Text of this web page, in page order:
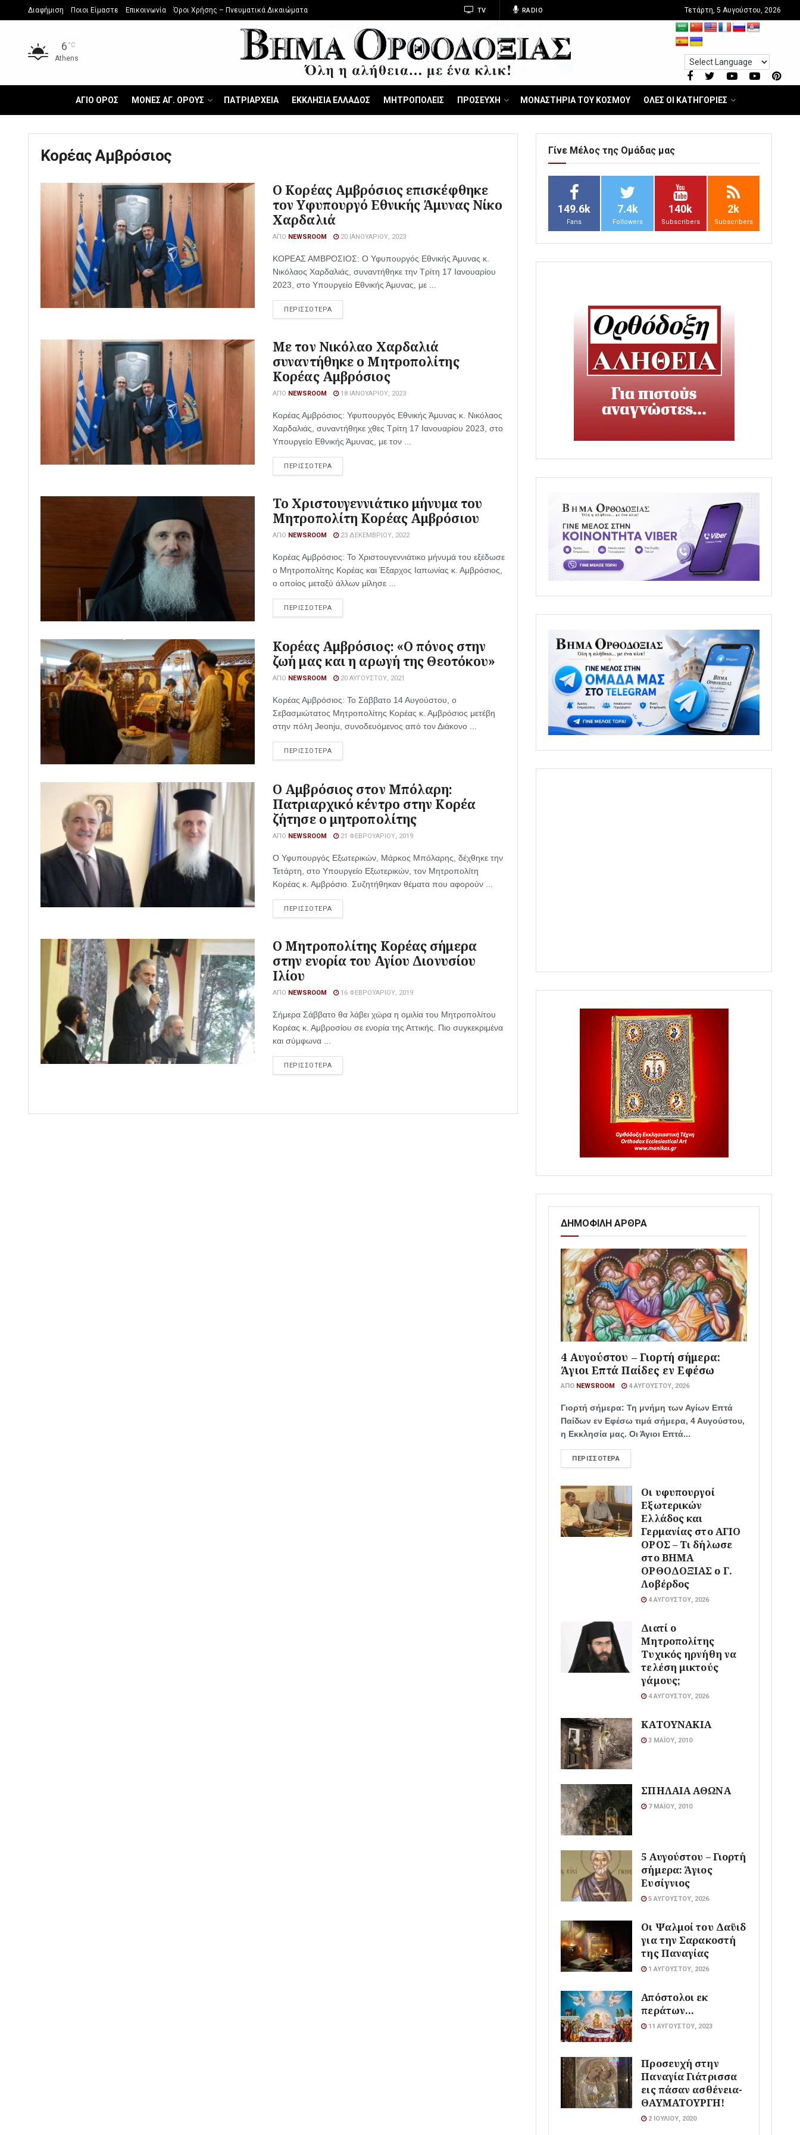
Διαφήμιση Ποιοι Είμαστε Επικοινωνία Όροι Χρήσης – Πνευματικά Δικαιώματα TV RADIO Τετάρτη, 5 Αυγούστου, 2026
6 °C
Athens
ΑΓΙΟ ΟΡΟΣ ΜΟΝΕΣ ΑΓ. ΟΡΟΥΣ ΠΑΤΡΙΑΡΧΕΙΑ ΕΚΚΛΗΣΙΑ ΕΛΛΑΔΟΣ ΜΗΤΡΟΠΟΛΕΙΣ ΠΡΟΣΕΥΧΗ ΜΟΝΑΣΤΗΡΙΑ ΤΟΥ ΚΟΣΜΟΥ ΟΛΕΣ ΟΙ ΚΑΤΗΓΟΡΙΕΣ
Κορέας Αμβρόσιος
Ο Κορέας Αμβρόσιος επισκέφθηκε
τον Υφυπουργό Εθνικής Άμυνας Νίκο
Χαρδαλιά
ΑΠΌ NEWSROOM 20 ΙΑΝΟΥΑΡΊΟΥ, 2023
ΚΟΡΕΑΣ ΑΜΒΡΟΣΙΟΣ: Ο Υφυπουργός Εθνικής Άμυνας κ.
Νικόλαος Χαρδαλιάς, συναντήθηκε την Τρίτη 17 Ιανουαρίου
2023, στο Υπουργείο Εθνικής Άμυνας, με ...
ΠΕΡΙΣΣΟΤΕΡΑ
Με τον Νικόλαο Χαρδαλιά
συναντήθηκε ο Μητροπολίτης
Κορέας Αμβρόσιος
ΑΠΌ NEWSROOM 18 ΙΑΝΟΥΑΡΊΟΥ, 2023
Κορέας Αμβρόσιος: Υφυπουργός Εθνικής Άμυνας κ. Νικόλαος
Χαρδαλιάς, συναντήθηκε χθες Τρίτη 17 Ιανουαρίου 2023, στο
Υπουργείο Εθνικής Άμυνας, με τον ...
ΠΕΡΙΣΣΟΤΕΡΑ
Το Χριστουγεννιάτικο μήνυμα του
Μητροπολίτη Κορέας Αμβρόσιου
ΑΠΌ NEWSROOM 23 ΔΕΚΕΜΒΡΊΟΥ, 2022
Κορέας Αμβρόσιος: Το Χριστουγεννιάτικο μήνυμά του εξέδωσε
ο Μητροπολίτης Κορέας και Έξαρχος Ιαπωνίας κ. Αμβρόσιος,
ο οποίος μεταξύ άλλων μίλησε ...
ΠΕΡΙΣΣΟΤΕΡΑ
Κορέας Αμβρόσιος: «Ο πόνος στην
ζωή μας και η αρωγή της Θεοτόκου»
ΑΠΌ NEWSROOM 20 ΑΥΓΟΎΣΤΟΥ, 2021
Κορέας Αμβρόσιος: Το Σάββατο 14 Αυγούστου, o
Σεβασμιώτατος Μητροπολίτης Κορέας κ. Αμβρόσιος μετέβη
στην πόλη Jeonju, συνοδευόμενος από τον Διάκονο ...
ΠΕΡΙΣΣΟΤΕΡΑ
Ο Αμβρόσιος στον Μπόλαρη:
Πατριαρχικό κέντρο στην Κορέα
ζήτησε ο μητροπολίτης
ΑΠΌ NEWSROOM 21 ΦΕΒΡΟΥΑΡΊΟΥ, 2019
Ο Υφυπουργός Εξωτερικών, Μάρκος Μπόλαρης, δέχθηκε την
Τετάρτη, στο Υπουργείο Εξωτερικών, τον Μητροπολίτη
Κορέας κ. Αμβρόσιο. Συζητήθηκαν θέματα που αφορούν ...
ΠΕΡΙΣΣΟΤΕΡΑ
Ο Μητροπολίτης Κορέας σήμερα
στην ενορία του Αγίου Διονυσίου
Ιλίου
ΑΠΌ NEWSROOM 16 ΦΕΒΡΟΥΑΡΊΟΥ, 2019
Σήμερα Σάββατο θα λάβει χώρα η ομιλία του Μητροπολίτου
Κορέας κ. Αμβροσίου σε ενορία της Αττικής. Πιο συγκεκριμένα
και σύμφωνα ...
ΠΕΡΙΣΣΟΤΕΡΑ
Γίνε Μέλος της Ομάδας μας
149.6k
Fans
7.4k
Followers
140k
Subscribers
2k
Subscribers
ΔΗΜΟΦΙΛΗ ΑΡΘΡΑ
4 Αυγούστου – Γιορτή σήμερα:
Άγιοι Επτά Παίδες εν Εφέσω
ΑΠΌ NEWSROOM 4 ΑΥΓΟΎΣΤΟΥ, 2026
Γιορτή σήμερα: Τη μνήμη των Αγίων Επτά
Παίδων εν Εφέσω τιμά σήμερα, 4 Αυγούστου,
η Εκκλησία μας. Οι Άγιοι Επτά...
ΠΕΡΙΣΣΌΤΕΡΑ
Οι υφυπουργοί
Εξωτερικών
Ελλάδος και
Γερμανίας στο ΑΓΙΟ
ΟΡΟΣ – Τι δήλωσε
στο ΒΗΜΑ
ΟΡΘΟΔΟΞΙΑΣ ο Γ.
Λοβέρδος
4 ΑΥΓΟΎΣΤΟΥ, 2026
Διατί ο
Μητροπολίτης
Τυχικός ηρνήθη να
τελέση μικτούς
γάμους;
4 ΑΥΓΟΎΣΤΟΥ, 2026
ΚΑΤΟΥΝΑΚΙΑ
3 ΜΑΪ́ΟΥ, 2010
ΣΠΗΛΑΙΑ ΑΘΩΝΑ
7 ΜΑΪ́ΟΥ, 2010
5 Αυγούστου – Γιορτή
σήμερα: Άγιος
Ευσίγνιος
5 ΑΥΓΟΎΣΤΟΥ, 2026
Οι Ψαλμοί του Δαϋιδ
για την Σαρακοστή
της Παναγίας
1 ΑΥΓΟΎΣΤΟΥ, 2026
Απόστολοι εκ
περάτων…
11 ΑΥΓΟΎΣΤΟΥ, 2023
Προσευχή στην
Παναγία Γιάτρισσα
εις πάσαν ασθένεια-
ΘΑΥΜΑΤΟΥΡΓΗ!
2 ΙΟΥΛΊΟΥ, 2020